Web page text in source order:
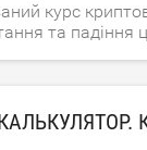
курс
та падіння